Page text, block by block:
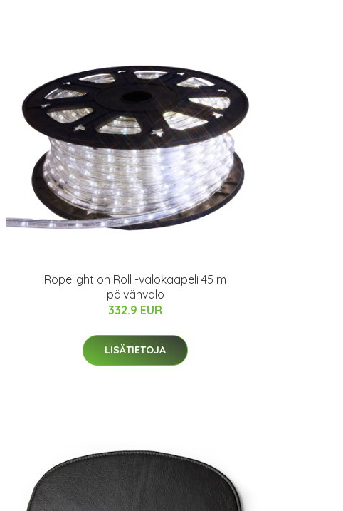
Ropelight on Roll -valokaapeli 45 m
päivänvalo
332.9 EUR
LISÄTIETOJA